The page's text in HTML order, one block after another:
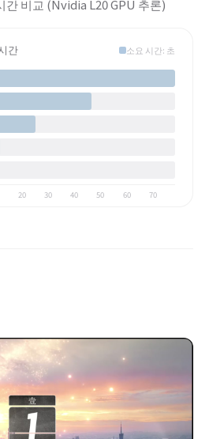
간 비교 (Nvidia L20 GPU 추론)
간 소요 시간: 초
20 30 40 50 60 70